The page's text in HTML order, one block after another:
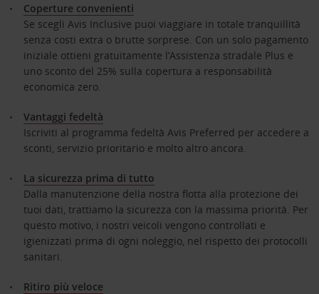
Coperture convenienti
Se scegli Avis Inclusive puoi viaggiare in totale tranquillità
senza costi extra o brutte sorprese. Con un solo pagamento
iniziale ottieni gratuitamente l’Assistenza stradale Plus e
uno sconto del 25% sulla copertura a responsabilità
economica zero.
Vantaggi fedeltà
Iscriviti al programma fedeltà Avis Preferred per accedere a
sconti, servizio prioritario e molto altro ancora.
La sicurezza prima di tutto
Dalla manutenzione della nostra flotta alla protezione dei
tuoi dati, trattiamo la sicurezza con la massima priorità. Per
questo motivo, i nostri veicoli vengono controllati e
igienizzati prima di ogni noleggio, nel rispetto dei protocolli
sanitari.
Ritiro più veloce